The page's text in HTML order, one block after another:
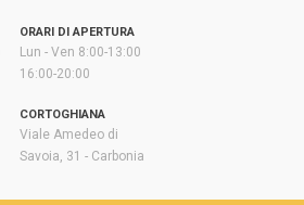
ORARI DI APERTURA
Lun - Ven 8:00-13:00
16:00-20:00
CORTOGHIANA
Viale Amedeo di
Savoia, 31 - Carbonia